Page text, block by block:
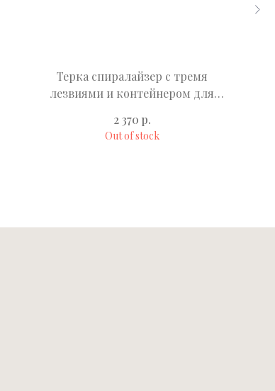
Терка спиралайзер с тремя
лезвиями и контейнером для
2 370 р.
Out of stock